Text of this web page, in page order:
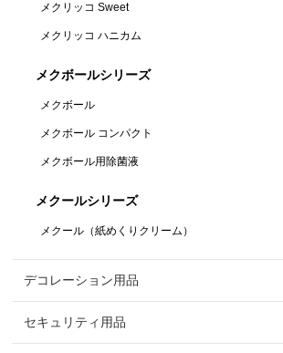
メクリッコ Sweet
メクリッコ ハニカム
メクボールシリーズ
メクボール
メクボール コンパクト
メクボール用除菌液
メクールシリーズ
メクール（紙めくりクリーム）
デコレーション用品
セキュリティ用品